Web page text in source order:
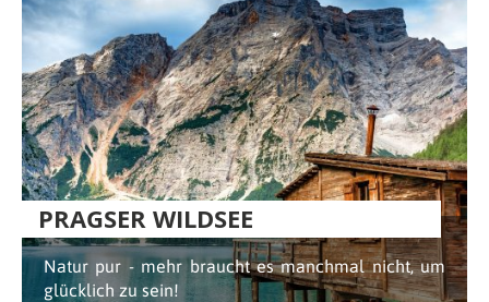
PRAGSER WILDSEE
Natur pur - mehr braucht es manchmal nicht, um
glücklich zu sein!